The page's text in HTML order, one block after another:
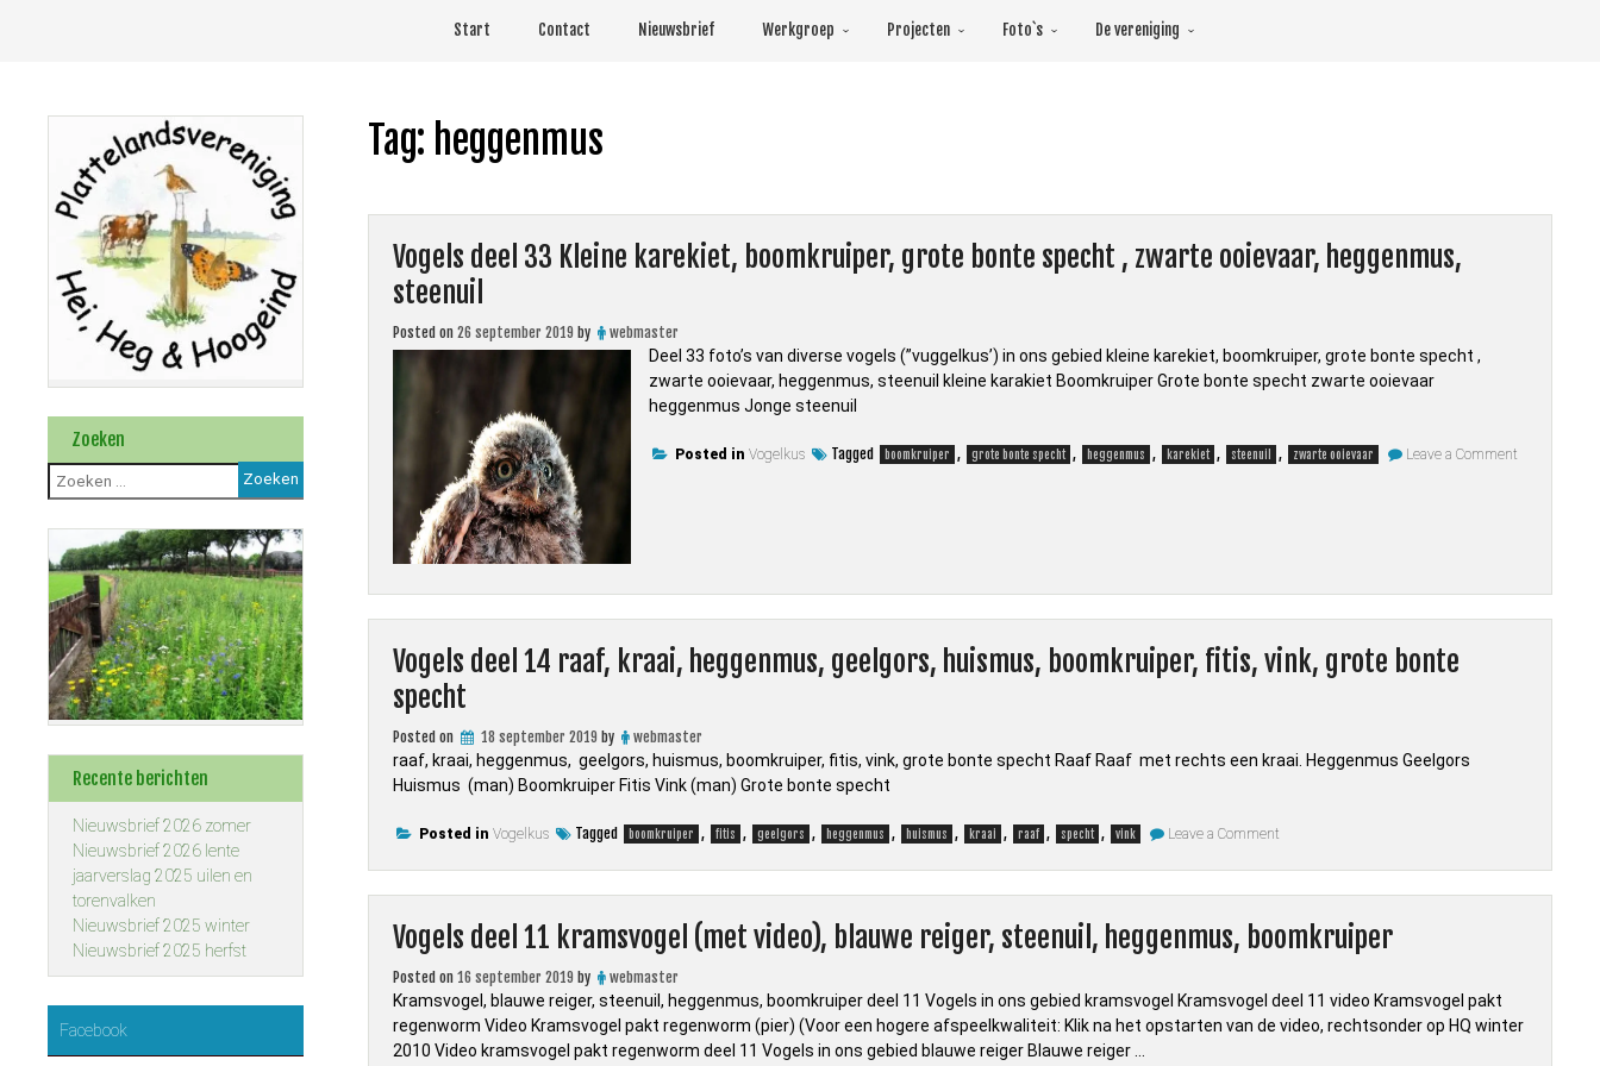
Start Contact Nieuwsbrief Werkgroep Projecten Foto`s De vereniging
Tag: heggenmus
Vogels deel 33 Kleine karekiet, boomkruiper, grote bonte specht , zwarte ooievaar, heggenmus,
steenuil
Posted on26 september 2019 by webmaster
Deel 33 foto’s van diverse vogels (”vuggelkus’) in ons gebied kleine karekiet, boomkruiper, grote bonte specht ,
zwarte ooievaar, heggenmus, steenuil kleine karakiet Boomkruiper Grote bonte specht zwarte ooievaar
heggenmus Jonge steenuil
Posted inVogelkus Tagged boomkruiper , grote bonte specht , heggenmus , karekiet , steenuil , zwarte ooievaar Leave a Comment
specht
,
Vogels deel 14 raaf, kraai, heggenmus, geelgors, huismus, boomkruiper, fitis, vink, grote bonte
specht
Posted on 18 september 2019 by webmaster
raaf, kraai, heggenmus, geelgors, huismus, boomkruiper, fitis, vink, grote bonte specht Raaf Raaf met rechts een kraai. Heggenmus Geelgors
Huismus (man) Boomkruiper Fitis Vink (man) Grote bonte specht
Posted inVogelkus Tagged boomkruiper , fitis , geelgors , heggenmus , huismus , kraai , raaf , specht , vink Leave a Comment
raaf,
heggenmus,
geelgors,
fitis,
vink,
grote
Vogels deel 11 kramsvogel (met video), blauwe reiger, steenuil, heggenmus, boomkruiper
Posted on16 september 2019 by webmaster
Kramsvogel, blauwe reiger, steenuil, heggenmus, boomkruiper deel 11 Vogels in ons gebied kramsvogel Kramsvogel deel 11 video Kramsvogel pakt
regenworm Video Kramsvogel pakt regenworm (pier) (Voor een hogere afspeelkwaliteit: Klik na het opstarten van de video, rechtsonder op HQ winter
2010 Video kramsvogel pakt regenworm deel 11 Vogels in ons gebied blauwe reiger Blauwe reiger …
Zoeken
Zoeken
naar:
Recente berichten
Nieuwsbrief 2026 zomer
Nieuwsbrief 2026 lente
jaarverslag 2025 uilen en
torenvalken
Nieuwsbrief 2025 winter
Nieuwsbrief 2025 herfst
Facebook